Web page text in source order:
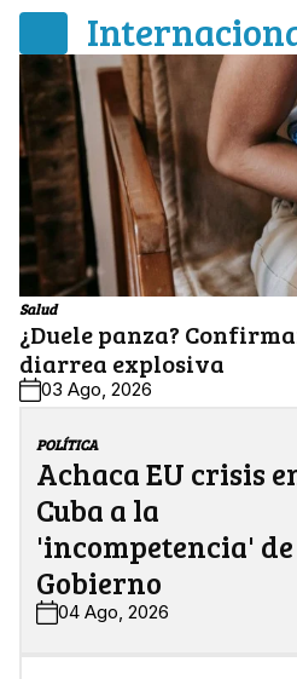
Salud
¿Duele panza?
diarrea explosiva
03 Ago, 2026
POLÍTICA
Achaca EU crisis
Cuba a la
'incompetencia' de
Gobierno
04 Ago, 2026